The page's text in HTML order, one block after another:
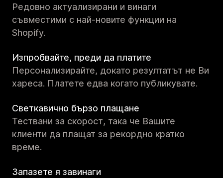
Редовно актуализирани и винаги
съвместими с най-новите функции на
Shopify.
Изпробвайте, преди да платите
Персонализирайте, докато резултатът не Ви
хареса. Платете едва когато публикувате.
Светкавично бързо плащане
Тествани за скорост, така че Вашите
клиенти да плащат за рекордно кратко
време.
Запазете я завинаги